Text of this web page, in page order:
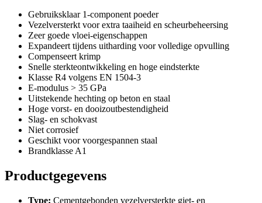
Gebruiksklaar 1-component poeder
Vezelversterkt voor extra taaiheid en scheurbeheersing
Zeer goede vloei-eigenschappen
Expandeert tijdens uitharding voor volledige opvulling
Compenseert krimp
Snelle sterkteontwikkeling en hoge eindsterkte
Klasse R4 volgens EN 1504-3
E-modulus > 35 GPa
Uitstekende hechting op beton en staal
Hoge vorst- en dooizoutbestendigheid
Slag- en schokvast
Niet corrosief
Geschikt voor voorgespannen staal
Brandklasse A1
Productgegevens
Type: Cementgebonden vezelversterkte giet- en